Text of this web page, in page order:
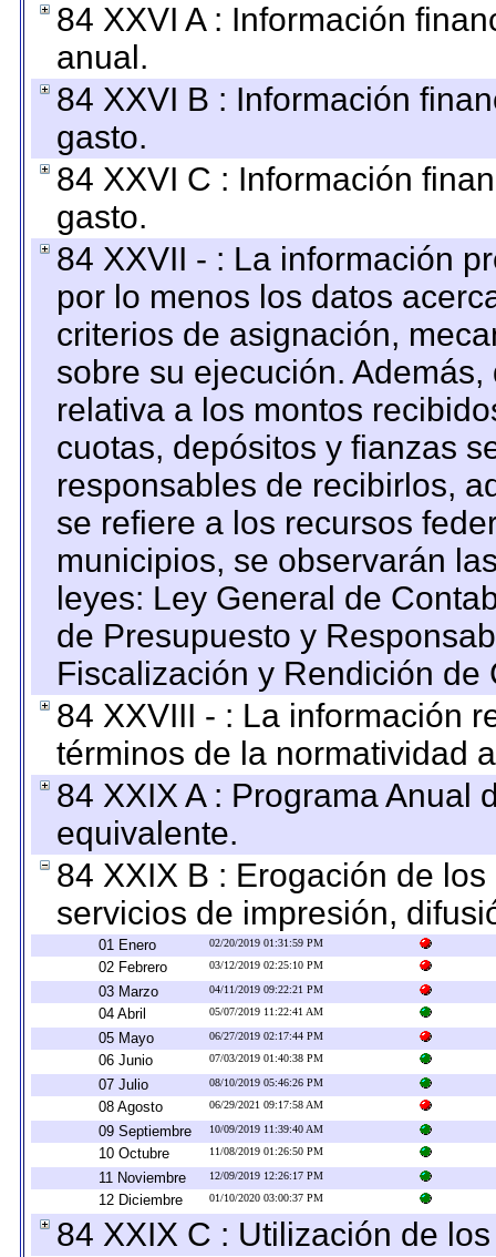
84 XXVI A : Información
anual.
84 XXVI B : Información
gasto.
84 XXVI C : Información
gasto.
84 XXVII - : La información
por lo menos los datos
criterios de asignación,
sobre su ejecución.
relativa a los montos
cuotas, depósitos y fianzas
responsables de recibirlos,
se refiere a los recursos
municipios, se observarán
leyes: Ley General de
de Presupuesto y
Fiscalización y Rendición
84 XXVIII - : La información
términos de la normatividad
84 XXIX A : Programa Anual
equivalente.
84 XXIX B : Erogación de
servicios de impresión,
01 Enero 02/20/2019 01:31:59 PM
02 Febrero 03/12/2019 02:25:10 PM
03 Marzo 04/11/2019 09:22:21 PM
04 Abril 05/07/2019 11:22:41 AM
05 Mayo 06/27/2019 02:17:44 PM
06 Junio 07/03/2019 01:40:38 PM
07 Julio 08/10/2019 05:46:26 PM
08 Agosto 06/29/2021 09:17:58 AM
09 Septiembre 10/09/2019 11:39:40 AM
10 Octubre 11/08/2019 01:26:50 PM
11 Noviembre 12/09/2019 12:26:17 PM
12 Diciembre 01/10/2020 03:00:37 PM
84 XXIX C : Utilización de